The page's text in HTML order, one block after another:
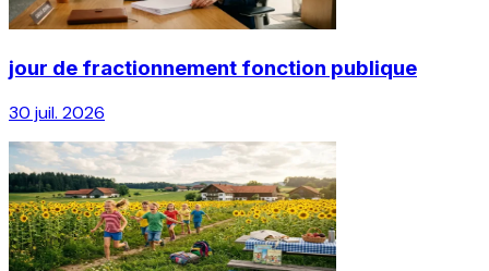
jour de fractionnement fonction publique
30 juil. 2026